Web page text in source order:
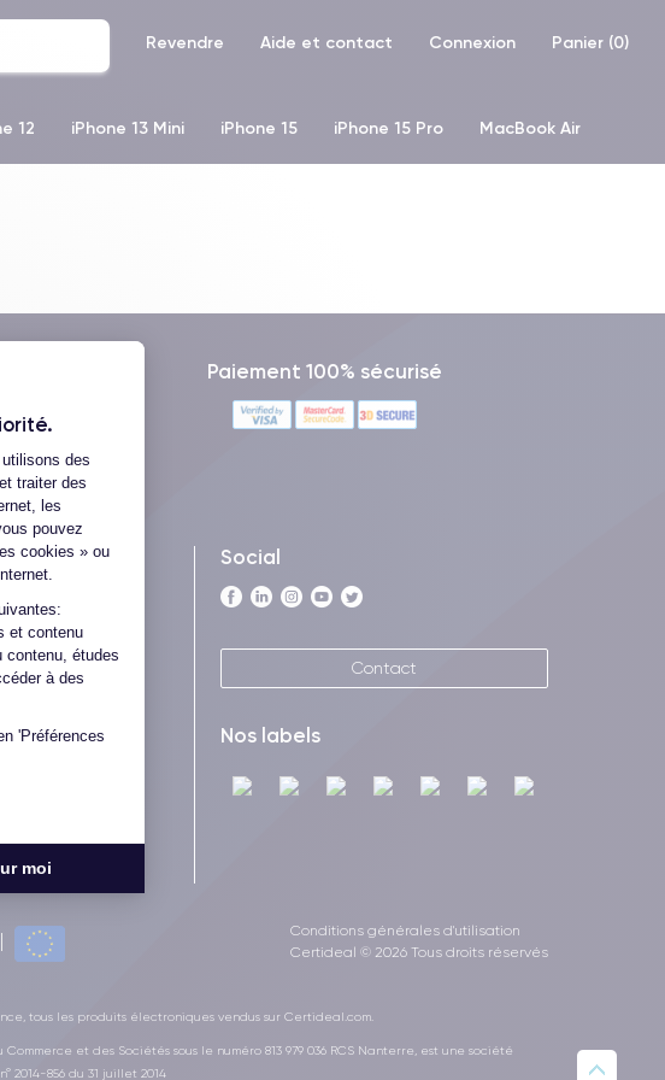
: Personnalisez vos Options
des
traiter des
les
pouvez
cookies » ou
et contenu
contenu, études
à des
'Préférences
moi
Revendre Aide et contact Connexion Panier (0)
12 iPhone 13 Mini iPhone 15 iPhone 15 Pro MacBook Air
Paiement 100% sécurisé
30 mois
Social
Contact
Nos labels
Conditions générales d'utilisation
Certideal © 2026 Tous droits réservés
tous les produits électroniques vendus sur Certideal.com.
et des Sociétés sous le numéro 813 979 036 RCS Nanterre, est une société
2014-856 du 31 juillet 2014